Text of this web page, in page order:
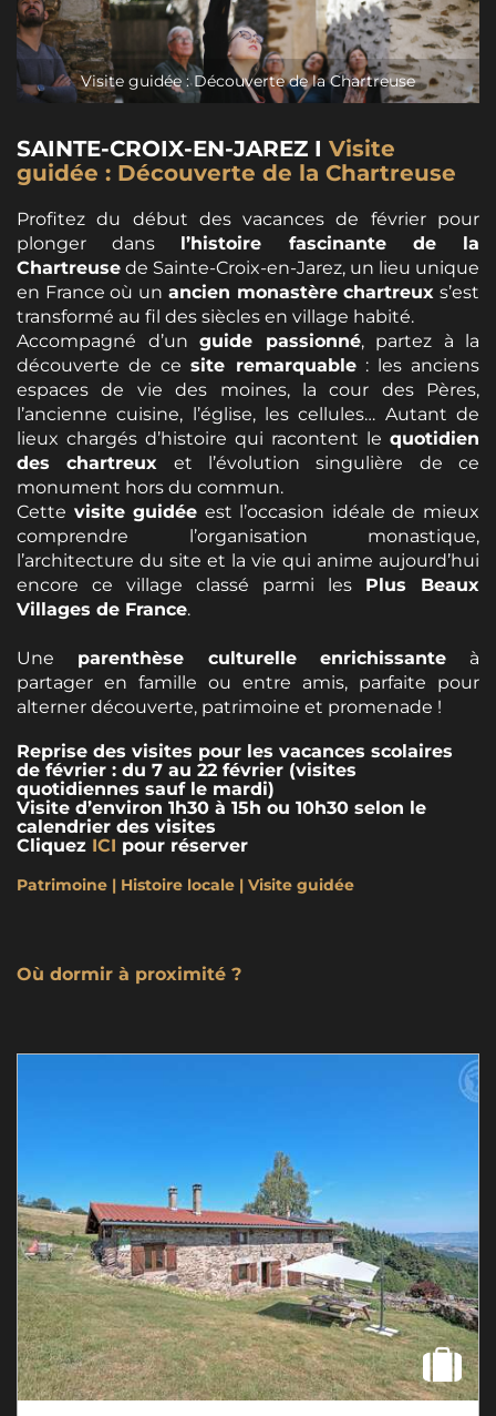
Visite guidée : Découverte de la Chartreuse
SAINTE-CROIX-EN-JAREZ I Visite
guidée : Découverte de la Chartreuse
Profitez du début des vacances de février pour
plonger dans l’histoire fascinante de la
Chartreuse de Sainte-Croix-en-Jarez, un lieu unique
en France où un ancien monastère chartreux s’est
transformé au fil des siècles en village habité.
Accompagné d’un guide passionné, partez à la
découverte de cesite remarquable: les anciens
espaces de vie des moines, la cour des Pères,
l’ancienne cuisine, l’église, les cellules… Autant de
lieux chargés d’histoire qui racontent le quotidien
des chartreux et l’évolution singulière de ce
monument hors du commun.
Cette visite guidée est l’occasion idéale de mieux
comprendre l’organisation monastique,
l’architecture du site et la vie qui anime aujourd’hui
encore ce village classé parmi les Plus Beaux
Villages de France.
Une parenthèse culturelle enrichissante à
partager en famille ou entre amis, parfaite pour
alterner découverte, patrimoine et promenade !
Reprise des visites pour les vacances scolaires
de février : du 7 au 22 février (visites
quotidiennes sauf le mardi)
Visite d’environ 1h30 à 15h ou 10h30 selon le
calendrier des visites
Cliquez ICI pour réserver
Patrimoine | Histoire locale | Visite guidée
Où dormir à proximité ?